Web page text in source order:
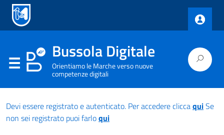
Bussola Digitale
Orientiamo le Marche verso nuove
competenze digitali
Devi essere registrato e autenticato. Per accedere cliccaquiSe
non sei registrato puoi farloqui